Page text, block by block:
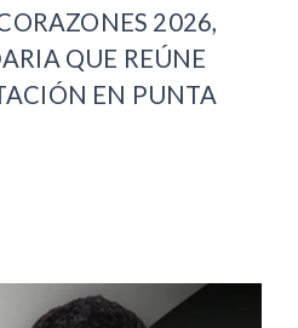
2026,
QUE REÚNE
EN PUNTA